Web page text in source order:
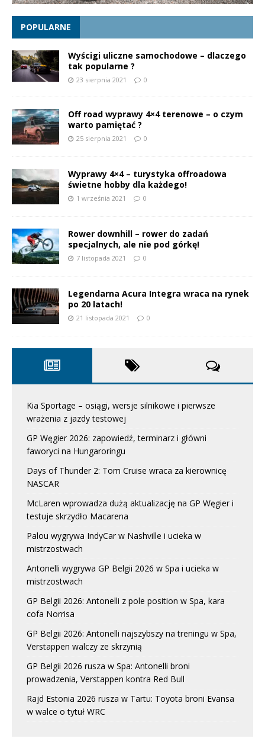
POPULARNE
Wyścigi uliczne samochodowe – dlaczego
tak popularne ?
23 sierpnia 2021 0
Off road wyprawy 4×4 terenowe – o czym
warto pamiętać ?
25 sierpnia 2021 0
Wyprawy 4×4 – turystyka offroadowa
świetne hobby dla każdego!
1 września 2021 0
Rower downhill – rower do zadań
specjalnych, ale nie pod górkę!
7 listopada 2021 0
Legendarna Acura Integra wraca na rynek
po 20 latach!
21 listopada 2021 0
Kia Sportage – osiągi, wersje silnikowe i pierwsze
wrażenia z jazdy testowej
GP Węgier 2026: zapowiedź, terminarz i główni
faworyci na Hungaroringu
Days of Thunder 2: Tom Cruise wraca za kierownicę
NASCAR
McLaren wprowadza dużą aktualizację na GP Węgier i
testuje skrzydło Macarena
Palou wygrywa IndyCar w Nashville i ucieka w
mistrzostwach
Antonelli wygrywa GP Belgii 2026 w Spa i ucieka w
mistrzostwach
GP Belgii 2026: Antonelli z pole position w Spa, kara
cofa Norrisa
GP Belgii 2026: Antonelli najszybszy na treningu w Spa,
Verstappen walczy ze skrzynią
GP Belgii 2026 rusza w Spa: Antonelli broni
prowadzenia, Verstappen kontra Red Bull
Rajd Estonia 2026 rusza w Tartu: Toyota broni Evansa
w walce o tytuł WRC